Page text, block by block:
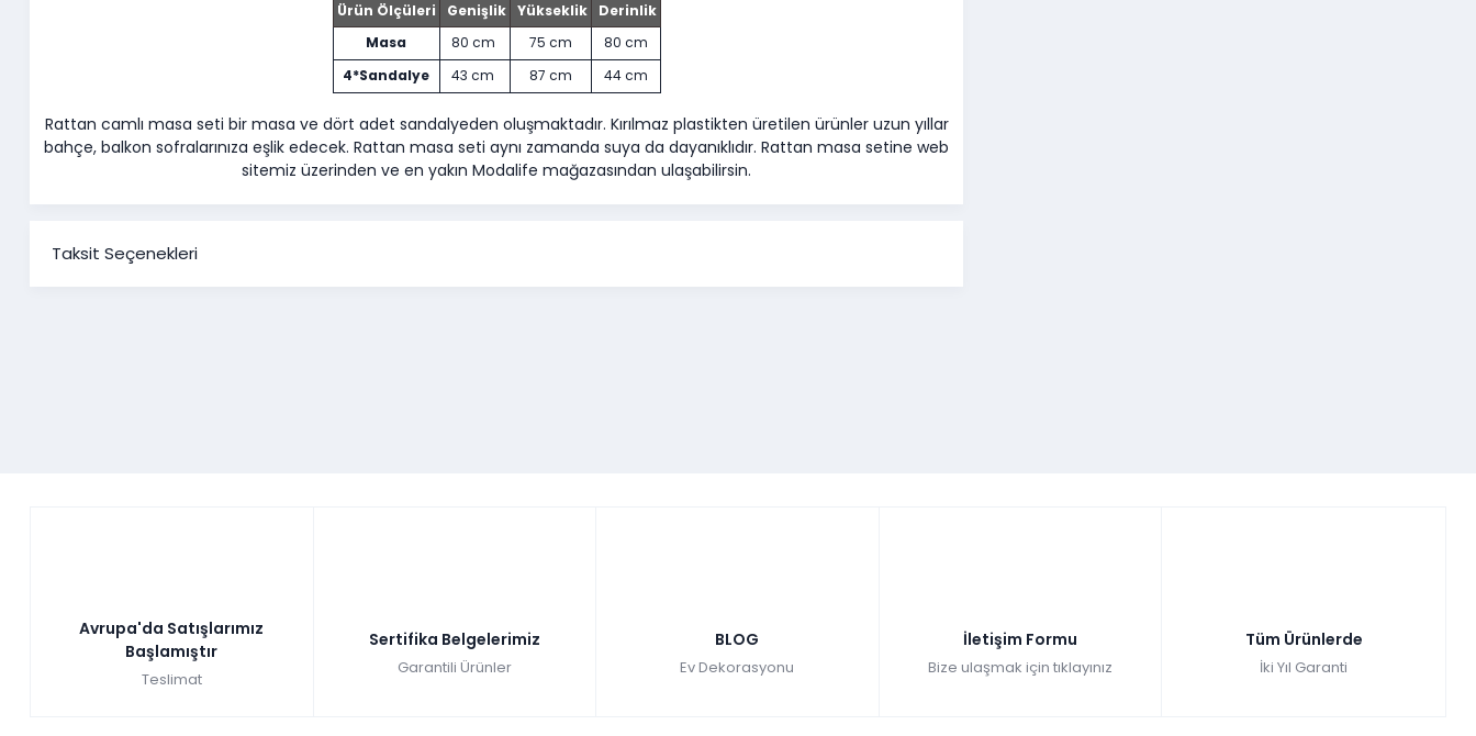
Ürün Ölçüleri Genişlik Yükseklik
Derinlik
Masa
80 cm 75 cm
80 cm
4*Sandalye
43 cm 87 cm 44 cm
Rattan camlı masa seti bir masa ve dört adet sandalyeden oluşmaktadır. Kırılmaz plastikten üretilen ürünler uzun yıllar
bahçe, balkon sofralarınıza eşlik edecek. Rattan masa seti aynı zamanda suya da dayanıklıdır. Rattan masa setine web
sitemiz üzerinden ve en yakın Modalife mağazasından ulaşabilirsin.
Taksit Seçenekleri
Avrupa'da Satışlarımız
Başlamıştır
Teslimat
Sertifika Belgelerimiz
Garantili Ürünler
BLOG
Ev Dekorasyonu
İletişim Formu
Bize ulaşmak için tıklayınız
Tüm Ürünlerde
İki Yıl Garanti